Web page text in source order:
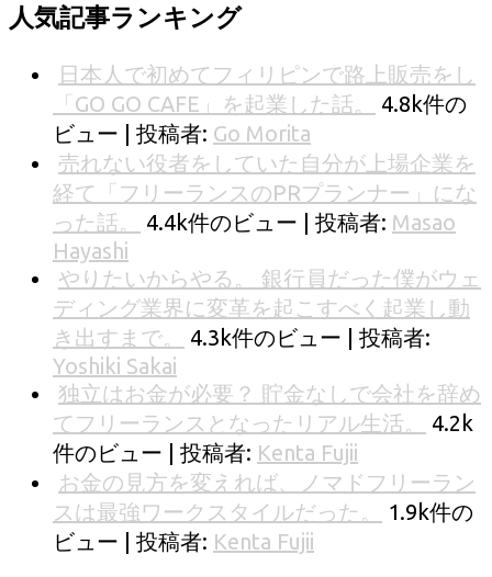
人気記事ランキング
日本人で初めてフィリピンで路上販売をし
「GO GO CAFE」を起業した話。
4.8k件の
ビュー
投稿者: Go Morita
売れない役者をしていた自分が上場企業を
経て「フリーランスのPRプランナー」にな
った話。
4.4k件のビュー 投稿者: Masao
Hayashi
やりたいからやる。 銀行員だった僕がウェ
ディング業界に変革を起こすべく起業し動
き出すまで。
4.3k件のビュー
投稿者:
Yoshiki Sakai
独立はお金が必要？ 貯金なしで会社を辞め
てフリーランスとなったリアル生活。
4.2k
件のビュー
投稿者: Kenta Fujii
お金の見方を変えれば、ノマドフリーラン
スは最強ワークスタイルだった。
1.9k件の
ビュー
投稿者: Kenta Fujii